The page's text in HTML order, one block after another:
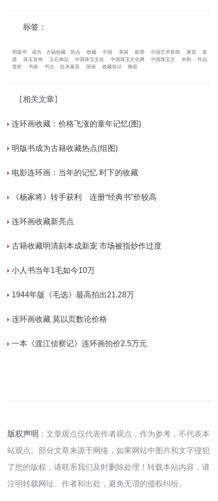
标签：
明版书 成为 古籍收藏 热点 收藏 中国 美国 邮票 中国艺术新闻 展览
瓷
器
珠宝首饰 玉石饰品 中国珠宝文化 中国珠宝文化网 中国珠宝文 米勒
作品
赏析
书画 书法 红木家具 国画 收藏知识 陶瓷
【相关文章】
连环画收藏：价格飞涨的童年记忆(图)
明版书成为古籍收藏热点(组图)
电影连环画：当年的记忆 时下的收藏
《杨家将》转手获利 连册“经典书”价较高
连环画收藏新亮点
古籍收藏明清刻本成新宠 市场被指炒作过度
小人书当年1毛如今10万
1944年版《毛选》最高拍出21.28万
连环画收藏 莫以页数论价格
一本《渡江侦察记》连环画拍价2.5万元
版权声明 ：文章观点仅代表作者观点，作为参考，不代表本
站观点。部分文章来源于网络，如果网站中图片和文字侵犯
了您的版权，请联系我们及时删除处理！转载本站内容，请
注明转载网址、作者和出处，避免无谓的侵权纠纷。